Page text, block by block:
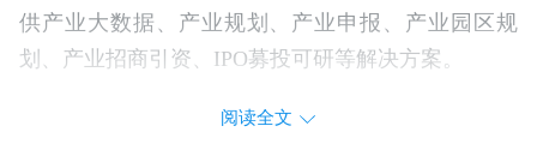
供产业大数据、产业规划、产业申报、产业园区规
划、产业招商引资、IPO募投可研等解决方案。
阅读全文